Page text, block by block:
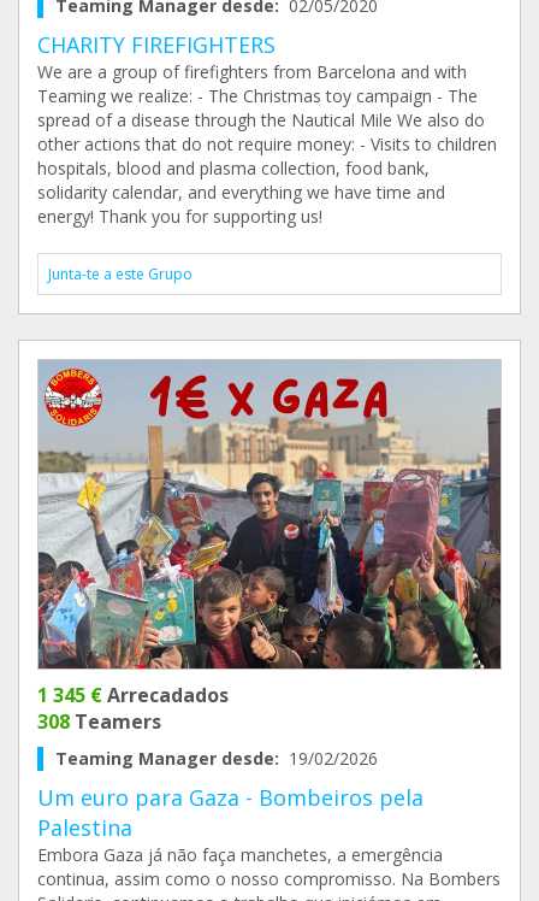
Teaming Manager desde: 02/05/2020
CHARITY FIREFIGHTERS
We are a group of firefighters from Barcelona and with
Teaming we realize: - The Christmas toy campaign - The
spread of a disease through the Nautical Mile We also do
other actions that do not require money: - Visits to children
hospitals, blood and plasma collection, food bank,
solidarity calendar, and everything we have time and
energy! Thank you for supporting us!
Junta-te a este Grupo
1 345 €Arrecadados
308 Teamers
Teaming Manager desde: 19/02/2026
Um euro para Gaza - Bombeiros pela
Palestina
Embora Gaza já não faça manchetes, a emergência
continua, assim como o nosso compromisso. Na Bombers